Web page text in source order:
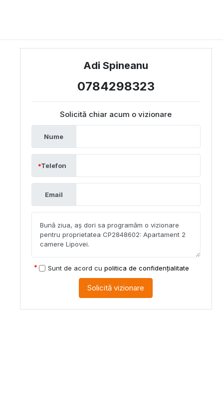
Adi Spineanu
0784298323
Solicită chiar acum o vizionare
Nume
Telefon
Email
Sunt de acord cu politica de confidențialitate
Solicită vizionare